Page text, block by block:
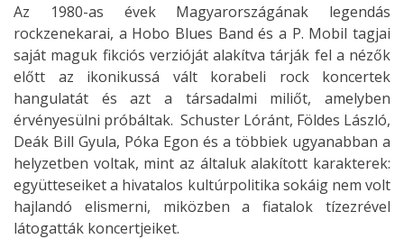
Az 1980-as évek Magyarországának legendás
rockzenekarai, a Hobo Blues Band és a P. Mobil tagjai
saját maguk fikciós verzióját alakítva tárják fel a nézők
előtt az ikonikussá vált korabeli rock koncertek
hangulatát és azt a társadalmi miliőt, amelyben
érvényesülni próbáltak. Schuster Lóránt, Földes László,
Deák Bill Gyula, Póka Egon és a többiek ugyanabban a
helyzetben voltak, mint az általuk alakított karakterek:
együtteseiket a hivatalos kultúrpolitika sokáig nem volt
hajlandó elismerni, miközben a fiatalok tízezrével
látogatták koncertjeiket.